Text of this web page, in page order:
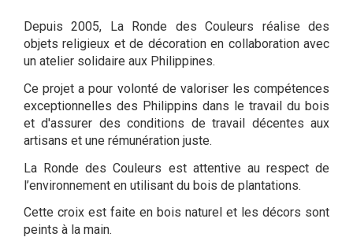
Depuis 2005, La Ronde des Couleurs réalise des
objets religieux et de décoration en collaboration avec
un atelier solidaire aux Philippines.
Ce projet a pour volonté de valoriser les compétences
exceptionnelles des Philippins dans le travail du bois
et d'assurer des conditions de travail décentes aux
artisans et une rémunération juste.
La Ronde des Couleurs est attentive au respect de
l’environnement en utilisant du bois de plantations.
Cette croix est faite en bois naturel et les décors sont
peints à la main.